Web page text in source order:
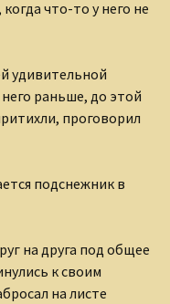
что-то у него не
удивительной
раньше, до этой
проговорил
подснежник в
на друга под общее
к своим
на листе